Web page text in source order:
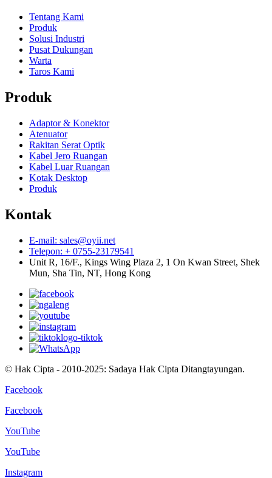
Tentang Kami
Produk
Solusi Industri
Pusat Dukungan
Warta
Taros Kami
Produk
Adaptor & Konektor
Atenuator
Rakitan Serat Optik
Kabel Jero Ruangan
Kabel Luar Ruangan
Kotak Desktop
Produk
Kontak
E-mail: sales@oyii.net
Telepon: + 0755-23179541
Unit R, 16/F., Kings Wing Plaza 2, 1 On Kwan Street, Shek
Mun, Sha Tin, NT, Hong Kong
© Hak Cipta - 2010-2025: Sadaya Hak Cipta Ditangtayungan.
Facebook
Facebook
YouTube
YouTube
Instagram